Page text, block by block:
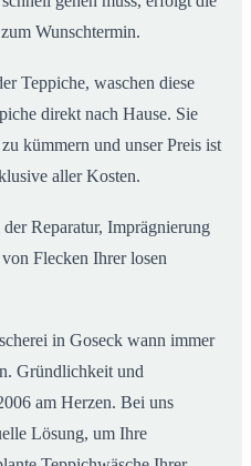
Wunschtermin.
Teppiche, waschen diese
direkt nach Hause. Sie
kümmern und unser Preis ist
aller Kosten.
Reparatur, Imprägnierung
Flecken Ihrer losen
in Goseck wann immer
Gründlichkeit und
am Herzen. Bei uns
Lösung, um Ihre